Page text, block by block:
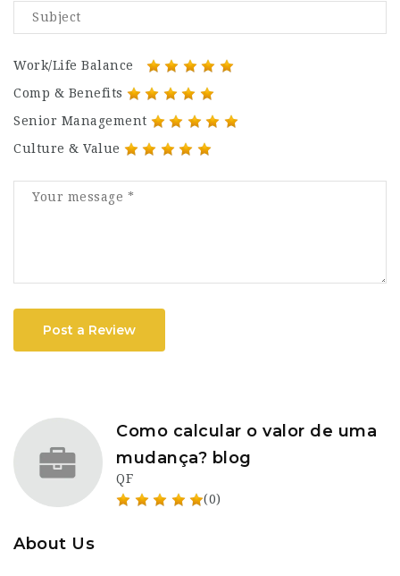
Work/Life Balance
Comp & Benefits
Senior Management
Culture & Value
Post a Review
Como calcular o valor de uma
mudança? blog
QF
(0)
About Us